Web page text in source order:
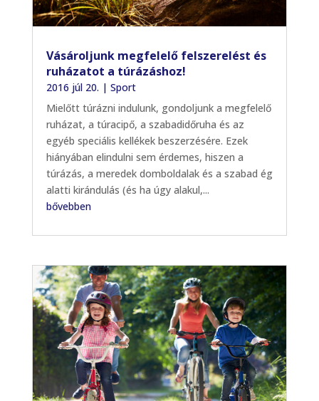
Vásároljunk megfelelő felszerelést és
ruházatot a túrázáshoz!
2016 júl 20. | Sport
Mielőtt túrázni indulunk, gondoljunk a megfelelő
ruházat, a túracipő, a szabadidőruha és az
egyéb speciális kellékek beszerzésére. Ezek
hiányában elindulni sem érdemes, hiszen a
túrázás, a meredek domboldalak és a szabad ég
alatti kirándulás (és ha úgy alakul,...
bővebben